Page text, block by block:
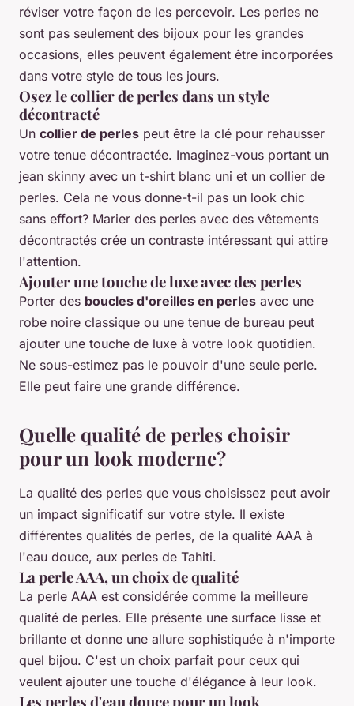
réviser votre façon de les percevoir. Les perles ne
sont pas seulement des bijoux pour les grandes
occasions, elles peuvent également être incorporées
dans votre style de tous les jours.
Osez le collier de perles dans un style
décontracté
Un collier de perles peut être la clé pour rehausser
votre tenue décontractée. Imaginez-vous portant un
jean skinny avec un t-shirt blanc uni et un collier de
perles. Cela ne vous donne-t-il pas un look chic
sans effort? Marier des perles avec des vêtements
décontractés crée un contraste intéressant qui attire
l'attention.
Ajouter une touche de luxe avec des perles
Porter des boucles d'oreilles en perles avec une
robe noire classique ou une tenue de bureau peut
ajouter une touche de luxe à votre look quotidien.
Ne sous-estimez pas le pouvoir d'une seule perle.
Elle peut faire une grande différence.
Quelle qualité de perles choisir
pour un look moderne?
La qualité des perles que vous choisissez peut avoir
un impact significatif sur votre style. Il existe
différentes qualités de perles, de la qualité AAA à
l'eau douce, aux perles de Tahiti.
La perle AAA, un choix de qualité
La perle AAA est considérée comme la meilleure
qualité de perles. Elle présente une surface lisse et
brillante et donne une allure sophistiquée à n'importe
quel bijou. C'est un choix parfait pour ceux qui
veulent ajouter une touche d'élégance à leur look.
Les perles d'eau douce pour un look